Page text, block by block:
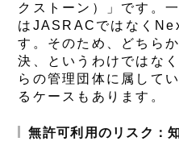
クストーン）
」です。
はJASRACではなく
す。そのため、どちら
決、というわけではな
らの管理団体に属して
るケースもあります。
無許可利用のリスク：